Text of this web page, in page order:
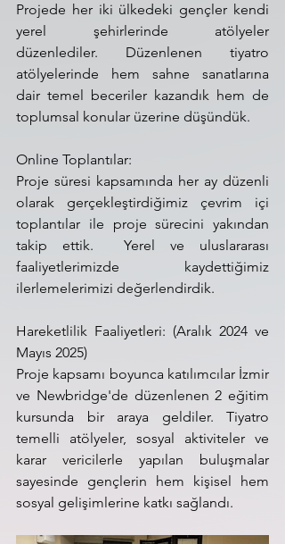
Projede her iki ülkedeki gençler kendi
yerel şehirlerinde atölyeler
düzenlediler. Düzenlenen tiyatro
atölyelerinde hem sahne sanatlarına
dair temel beceriler kazandık hem de
toplumsal konular üzerine düşündük.
Online Toplantılar:
Proje süresi kapsamında her ay düzenli
olarak gerçekleştirdiğimiz çevrim içi
toplantılar ile proje sürecini yakından
takip ettik.  Yerel ve uluslararası
faaliyetlerimizde kaydettiğimiz
ilerlemelerimizi değerlendirdik.
Hareketlilik Faaliyetleri: (Aralık 2024 ve
Mayıs 2025)
Proje kapsamı boyunca katılımcılar İzmir
ve Newbridge'de düzenlenen 2 eğitim
kursunda bir araya geldiler. Tiyatro
temelli atölyeler, sosyal aktiviteler ve
karar vericilerle yapılan buluşmalar
sayesinde gençlerin hem kişisel hem
sosyal gelişimlerine katkı sağlandı.